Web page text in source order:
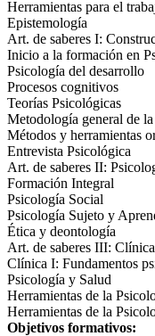
Herramientas para el
Epistemología
Art. de saberes I:
Inicio a la formación en
Psicología del desarrollo
Procesos cognitivos
Teorías Psicológicas
Metodología general de
Métodos y herramientas
Entrevista Psicológica
Art. de saberes II:
Formación Integral
Psicología Social
Psicología Sujeto y
Ética y deontología
Art. de saberes III:
Clínica I: Fundamentos
Psicología y Salud
Herramientas de la
Herramientas de la
Objetivos formativos: